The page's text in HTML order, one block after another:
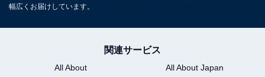
幅広くお届けしています。
関連サービス
All About
All About Japan